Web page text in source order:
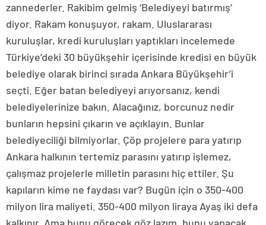
zannederler. Rakibim gelmiş ‘Belediyeyi batırmış’
diyor. Rakam konuşuyor, rakam. Uluslararası
kuruluşlar, kredi kuruluşları yaptıkları incelemede
Türkiye’deki 30 büyükşehir içerisinde kredisi en büyük
belediye olarak birinci sırada Ankara Büyükşehir’i
seçti. Eğer batan belediyeyi arıyorsanız, kendi
belediyelerinize bakın. Alacağınız, borcunuz nedir
bunların hepsini çıkarın ve açıklayın. Bunlar
belediyeciliği bilmiyorlar. Çöp projelere para yatırıp
Ankara halkının tertemiz parasını yatırıp işlemez,
çalışmaz projelerle milletin parasını hiç ettiler. Şu
kapıların kime ne faydası var? Bugün için o 350-400
milyon lira maliyeti. 350-400 milyon liraya Ayaş iki defa